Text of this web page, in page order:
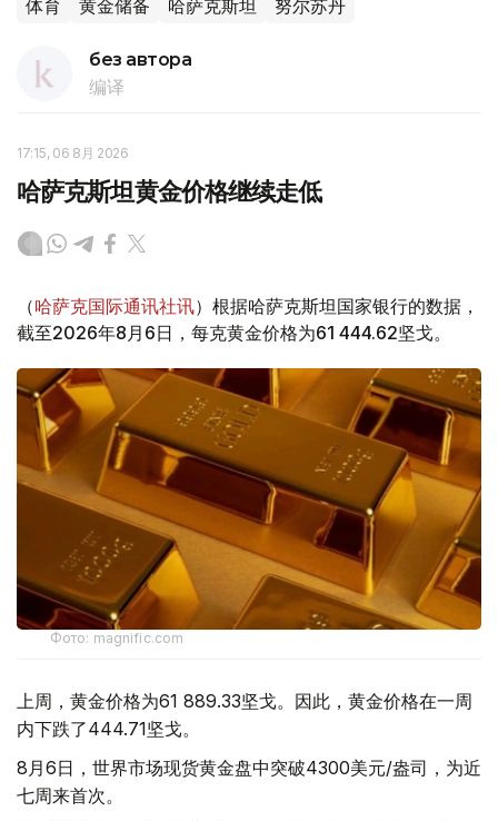
体育 黄金储备 哈萨克斯坦 努尔苏丹
без автора
编译
17:15, 06 8月 2026
哈萨克斯坦黄金价格继续走低
（哈萨克国际通讯社讯）根据哈萨克斯坦国家银行的数据，
截至2026年8月6日，每克黄金价格为61 444.62坚戈。
Фото: magnific.com
上周，黄金价格为61 889.33坚戈。因此，黄金价格在一周
内下跌了444.71坚戈。
8月6日，世界市场现货黄金盘中突破4300美元/盎司，为近
七周来首次。